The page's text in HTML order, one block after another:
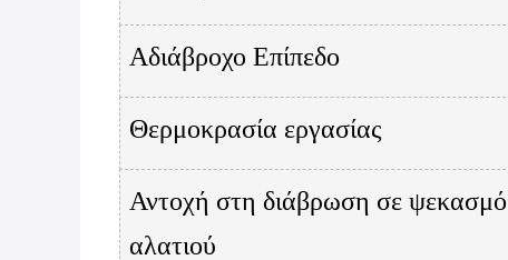
Αδιάβροχο Επίπεδο
Θερμοκρασία εργασίας
Αντοχή στη διάβρωση σε ψεκασμό
αλατιού